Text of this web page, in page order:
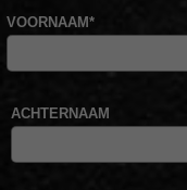
VOORNAAM*
ACHTERNAAM